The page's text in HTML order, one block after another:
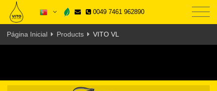
0049 7461 962890
Página Inicial Products VITO VL